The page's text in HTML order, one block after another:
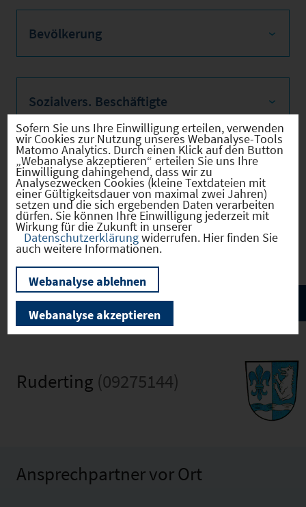
Bevölkerung
Sozialvers. Beschäftigte
Verkehrsinfrastruktur
Kommunale Infrastruktur
Ruderting (09275144)
Ansprechpartner vor Ort
Sofern Sie uns Ihre Einwilligung erteilen, verwenden
wir Cookies zur Nutzung unseres Webanalyse-Tools
Matomo Analytics. Durch einen Klick auf den Button
„Webanalyse akzeptieren“ erteilen Sie uns Ihre
Einwilligung dahingehend, dass wir zu
Analysezwecken Cookies (kleine Textdateien mit
einer Gültigkeitsdauer von maximal zwei Jahren)
setzen und die sich ergebenden Daten verarbeiten
dürfen. Sie können Ihre Einwilligung jederzeit mit
Wirkung für die Zukunft in unserer
Datenschutzerklärungwiderrufen. Hier finden Sie
auch weitere Informationen.
Webanalyse ablehnen
Webanalyse akzeptieren